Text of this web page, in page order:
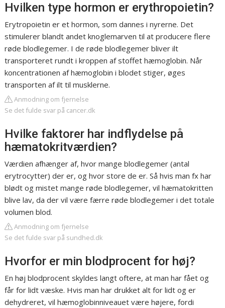
Hvilken type hormon er erythropoietin?
Erytropoietin er et hormon, som dannes i nyrerne. Det
stimulerer blandt andet knoglemarven til at producere flere
røde blodlegemer. I de røde blodlegemer bliver ilt
transporteret rundt i kroppen af stoffet hæmoglobin. Når
koncentrationen af hæmoglobin i blodet stiger, øges
transporten af ilt til musklerne.
Anmodning om fjernelse
Se det fulde svar på cancer.dk
Hvilke faktorer har indflydelse på
hæmatokritværdien?
Værdien afhænger af, hvor mange blodlegemer (antal
erytrocytter) der er, og hvor store de er. Så hvis man fx har
blødt og mistet mange røde blodlegemer, vil hæmatokritten
blive lav, da der vil være færre røde blodlegemer i det totale
volumen blod.
Anmodning om fjernelse
Se det fulde svar på sundhed.dk
Hvorfor er min blodprocent for høj?
En høj blodprocent skyldes langt oftere, at man har fået og
får for lidt væske. Hvis man har drukket alt for lidt og er
dehydreret, vil hæmoglobinniveauet være højere, fordi